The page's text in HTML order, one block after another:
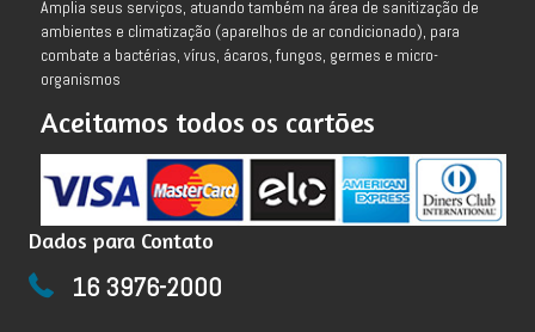
Amplia seus serviços, atuando também na área de sanitização de
ambientes e climatização (aparelhos de ar condicionado), para
combate a bactérias, vírus, ácaros, fungos, germes e micro-
organismos
Aceitamos todos os cartões
Dados para Contato
16 3976-2000